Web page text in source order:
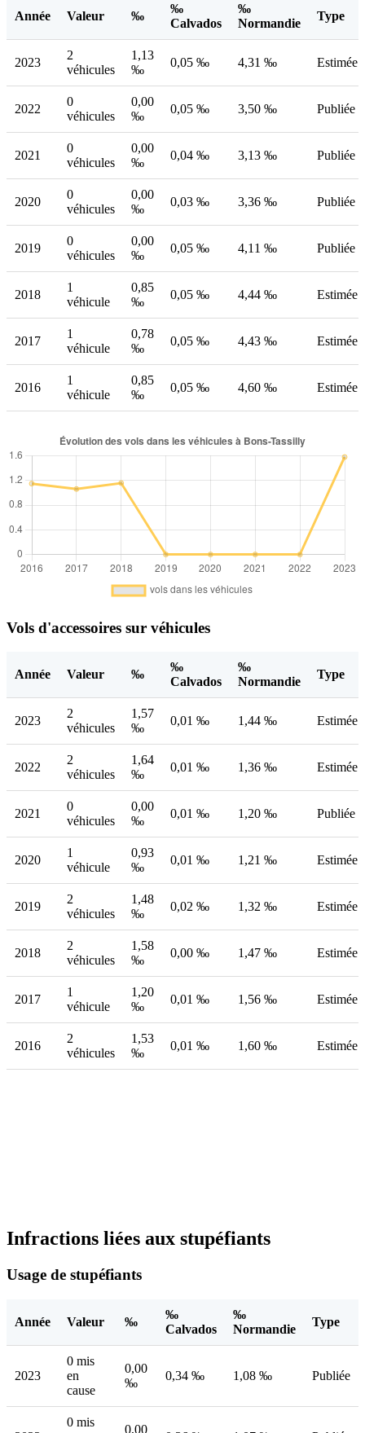
Année Valeur ‰
‰
Calvados
‰
Normandie
Type
2023
2
véhicules
1,13
‰
0,05 ‰ 4,31 ‰ Estimée
2022
0
véhicules
0,00
‰
0,05 ‰ 3,50 ‰ Publiée
2021
0
véhicules
0,00
‰
0,04 ‰ 3,13 ‰ Publiée
2020
0
véhicules
0,00
‰
0,03 ‰ 3,36 ‰ Publiée
2019
0
véhicules
0,00
‰
0,05 ‰ 4,11 ‰ Publiée
2018
1
véhicule
0,85
‰
0,05 ‰ 4,44 ‰ Estimée
2017
1
véhicule
0,78
‰
0,05 ‰ 4,43 ‰ Estimée
2016
1
véhicule
0,85
‰
0,05 ‰ 4,60 ‰ Estimée
Vols d'accessoires sur véhicules
Année Valeur ‰
‰
Calvados
‰
Normandie
Type
2023
2
véhicules
1,57
‰
0,01 ‰ 1,44 ‰ Estimée
2022
2
véhicules
1,64
‰
0,01 ‰ 1,36 ‰ Estimée
2021
0
véhicules
0,00
‰
0,01 ‰ 1,20 ‰ Publiée
2020
1
véhicule
0,93
‰
0,01 ‰ 1,21 ‰ Estimée
2019
2
véhicules
1,48
‰
0,02 ‰ 1,32 ‰ Estimée
2018
2
véhicules
1,58
‰
0,00 ‰ 1,47 ‰ Estimée
2017
1
véhicule
1,20
‰
0,01 ‰ 1,56 ‰ Estimée
2016
2
véhicules
1,53
‰
0,01 ‰ 1,60 ‰ Estimée
Infractions liées aux stupéfiants
Usage de stupéfiants
Année Valeur ‰
‰
Calvados
‰
Normandie
Type
2023
0 mis
en
cause
0,00
‰
0,34 ‰ 1,08 ‰ Publiée
0 mis
0,00